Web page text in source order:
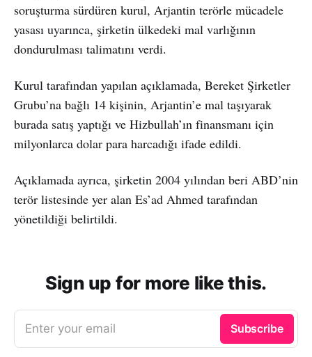
soruşturma sürdüren kurul, Arjantin terörle mücadele
yasası uyarınca, şirketin ülkedeki mal varlığının
dondurulması talimatını verdi.
Kurul tarafından yapılan açıklamada, Bereket Şirketler
Grubu’na bağlı 14 kişinin, Arjantin’e mal taşıyarak
burada satış yaptığı ve Hizbullah’ın finansmanı için
milyonlarca dolar para harcadığı ifade edildi.
Açıklamada ayrıca, şirketin 2004 yılından beri ABD’nin
terör listesinde yer alan Es’ad Ahmed tarafından
yönetildiği belirtildi.
Sign up for more like this.
Enter your email Subscribe